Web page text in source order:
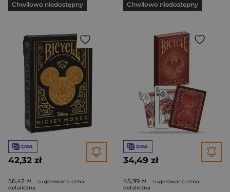
Chwilowo niedostępny Chwilowo niedostępny
GRA
42,32 zł
56,42 zł - sugerowana cena
detaliczna
GRA
34,49 zł
45,99 zł - sugerowana cena
detaliczna